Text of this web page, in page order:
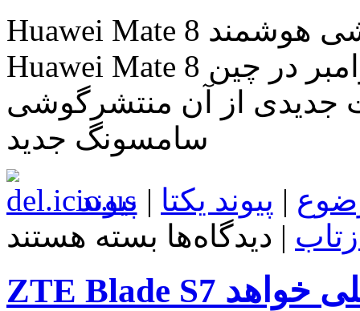
Huawei Mate 8 دارای چند مدل متفاوت است گوشی هوشمند
Huawei Mate 8 که انتظار می رود در ۲۶ام نوامبر در چین
جدیدی از آن منتشرگوشی
سامسونگ جدید
| پیوند یکتا | پیوند
| دیدگاه‌هابرای
Huawei
دارای
چند
بسته هستند
ZTE Blade S7 دارای یک دوربین ۱۳ مگاپیکسلی خواهد